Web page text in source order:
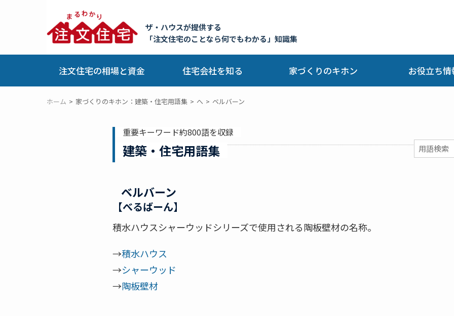
ザ・ハウスが提供する
「注文住宅のことなら何でもわかる」知識集
注文住宅の相場と資金 住宅会社を知る 家づくりのキホン お役立ち情
ホーム 家づくりのキホン：建築・住宅用語集 へ ベルバーン
重要キーワード約800語を収録
建築・住宅用語集
ベルバーン
【べるばーん】
積水ハウスシャーウッドシリーズで使用される陶板壁材の名称。
→積水ハウス
→シャーウッド
→陶板壁材